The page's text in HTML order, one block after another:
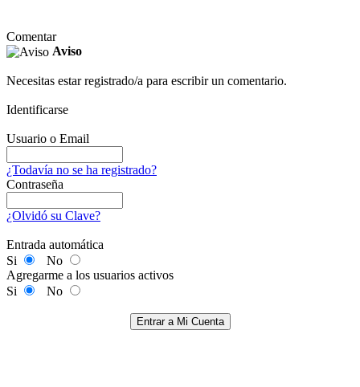
Comentar
Aviso
Necesitas estar registrado/a para escribir un comentario.
Identificarse
Usuario o Email
¿Todavía no se ha registrado?
Contraseña
¿Olvidó su Clave?
Entrada automática
Si
No
Agregarme a los usuarios activos
Si
No
Entrar a Mi Cuenta